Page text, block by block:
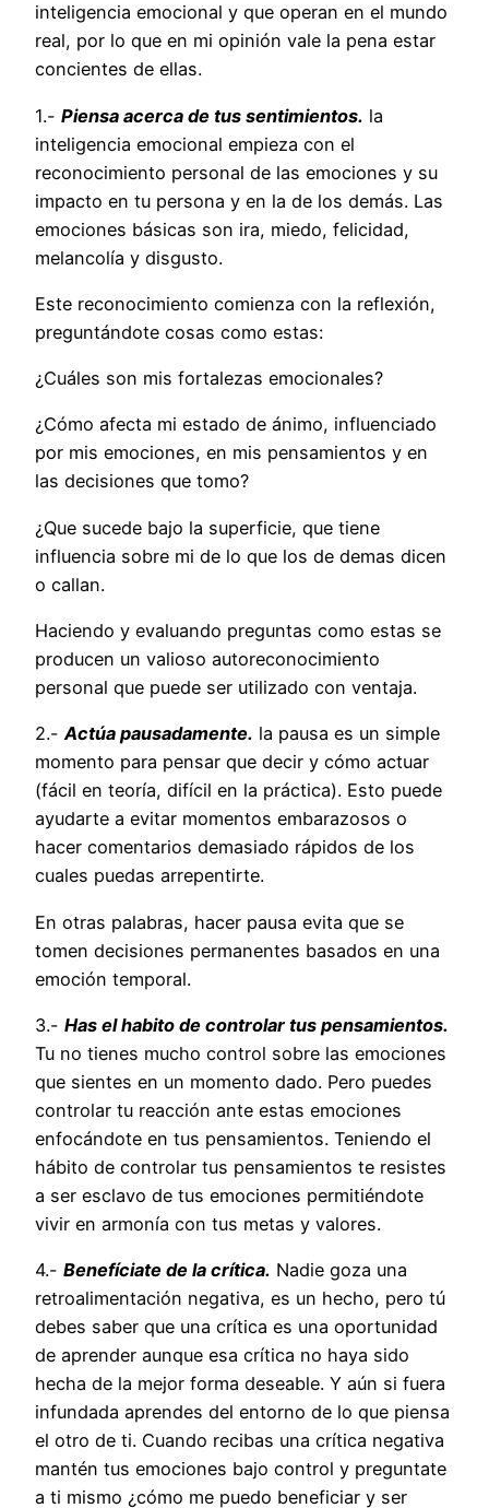
inteligencia emocional y que operan en el mundo
real, por lo que en mi opinión vale la pena estar
concientes de ellas.
1.- Piensa acerca de tus sentimientos. la
inteligencia emocional empieza con el
reconocimiento personal de las emociones y su
impacto en tu persona y en la de los demás. Las
emociones básicas son ira, miedo, felicidad,
melancolía y disgusto.
Este reconocimiento comienza con la reflexión,
preguntándote cosas como estas:
¿Cuáles son mis fortalezas emocionales?
¿Cómo afecta mi estado de ánimo, influenciado
por mis emociones, en mis pensamientos y en
las decisiones que tomo?
¿Que sucede bajo la superficie, que tiene
influencia sobre mi de lo que los de demas dicen
o callan.
Haciendo y evaluando preguntas como estas se
producen un valioso autoreconocimiento
personal que puede ser utilizado con ventaja.
2.-Actúa pausadamente. la pausa es un simple
momento para pensar que decir y cómo actuar
(fácil en teoría, difícil en la práctica). Esto puede
ayudarte a evitar momentos embarazosos o
hacer comentarios demasiado rápidos de los
cuales puedas arrepentirte.
En otras palabras, hacer pausa evita que se
tomen decisiones permanentes basados en una
emoción temporal.
3.- Has el habito de controlar tus pensamientos.
Tu no tienes mucho control sobre las emociones
que sientes en un momento dado. Pero puedes
controlar tu reacción ante estas emociones
enfocándote en tus pensamientos. Teniendo el
hábito de controlar tus pensamientos te resistes
a ser esclavo de tus emociones permitiéndote
vivir en armonía con tus metas y valores.
4.- Benefíciate de la crítica. Nadie goza una
retroalimentación negativa, es un hecho, pero tú
debes saber que una crítica es una oportunidad
de aprender aunque esa crítica no haya sido
hecha de la mejor forma deseable. Y aún si fuera
infundada aprendes del entorno de lo que piensa
el otro de ti. Cuando recibas una crítica negativa
mantén tus emociones bajo control y preguntate
a ti mismo ¿cómo me puedo beneficiar y ser